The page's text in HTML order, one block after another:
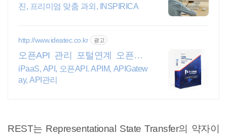
진, 프리미엄 맞춤 과외, INSPIRICA
http://www.ideatec.co.kr 광고
오픈API 관리 포털연계 오픈API
포털연계
iPaaS, API, 오픈API. APIM, APIGatew
ay, API관리
REST는 Representational State Transfer의 약자이
암호화폐